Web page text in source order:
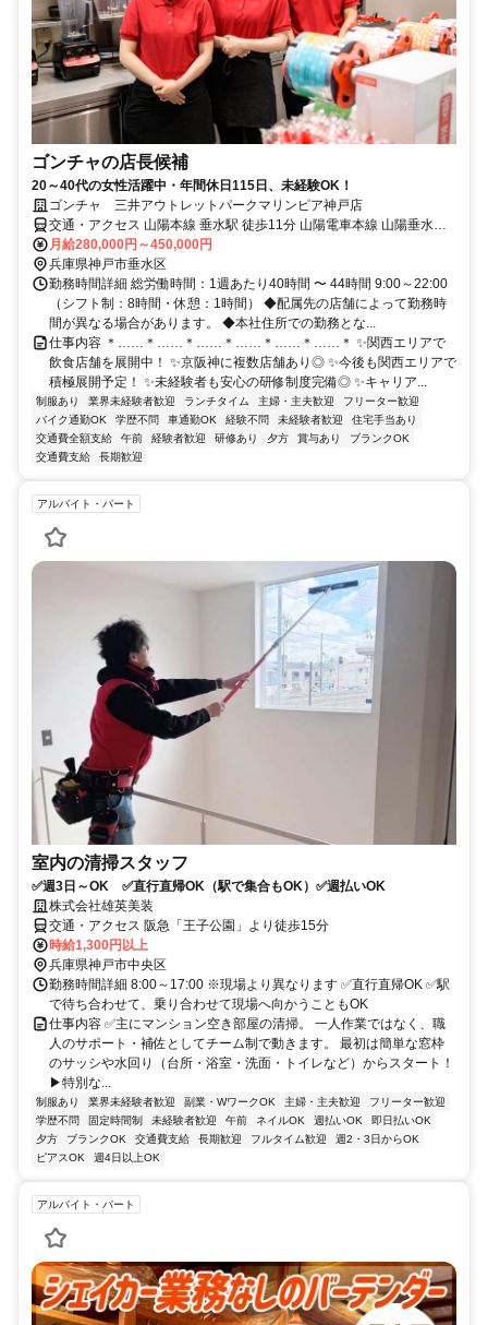
ゴンチャの店長候補
20～40代の女性活躍中・年間休日115日、未経験OK！
ゴンチャ 三井アウトレットパークマリンピア神戸店
交通・アクセス 山陽本線 垂水駅 徒歩11分 山陽電車本線 山陽垂水駅
徒歩11分 山陽本線 舞子駅 車5分
月給280,000円～450,000円
兵庫県神戸市垂水区
勤務時間詳細 総労働時間：1週あたり40時間 〜 44時間 9:00～22:00
（シフト制：8時間・休憩：1時間） ◆配属先の店舗によって勤務時
間が異なる場合があります。 ◆本社住所での勤務とな...
仕事内容 ＊……＊……＊……＊……＊……＊……＊ ✨関西エリアで
飲食店舗を展開中！ ✨京阪神に複数店舗あり◎ ✨今後も関西エリアで
積極展開予定！ ✨未経験者も安心の研修制度完備◎ ✨キャリア...
制服あり 業界未経験者歓迎 ランチタイム 主婦・主夫歓迎
フリーター歓迎
バイク通勤OK
学歴不問 車通勤OK 経験不問 未経験者歓迎
住宅手当あり
交通費全額支給
午前 経験者歓迎 研修あり 夕方 賞与あり
ブランクOK
交通費支給
長期歓迎
アルバイト・パート
室内の清掃スタッフ
✅週3日～OK ✅直行直帰OK（駅で集合もOK）✅週払いOK
株式会社雄英美装
交通・アクセス 阪急「王子公園」より徒歩15分
時給1,300円以上
兵庫県神戸市中央区
勤務時間詳細 8:00～17:00 ※現場より異なります ✅直行直帰OK ✅駅
で待ち合わせて、乗り合わせて現場へ向かうこともOK
仕事内容 ✅主にマンション空き部屋の清掃。 一人作業ではなく、職
人のサポート・補佐としてチーム制で動きます。 最初は簡単な窓枠
のサッシや水回り（台所・浴室・洗面・トイレなど）からスタート！
▶特別な...
制服あり 業界未経験者歓迎 副業・WワークOK 主婦・主夫歓迎
フリーター歓迎
学歴不問
固定時間制 未経験者歓迎 午前 ネイルOK 週払いOK
即日払いOK
夕方
ブランクOK 交通費支給 長期歓迎 フルタイム歓迎
週2・3日からOK
ピアスOK
週4日以上OK
アルバイト・パート